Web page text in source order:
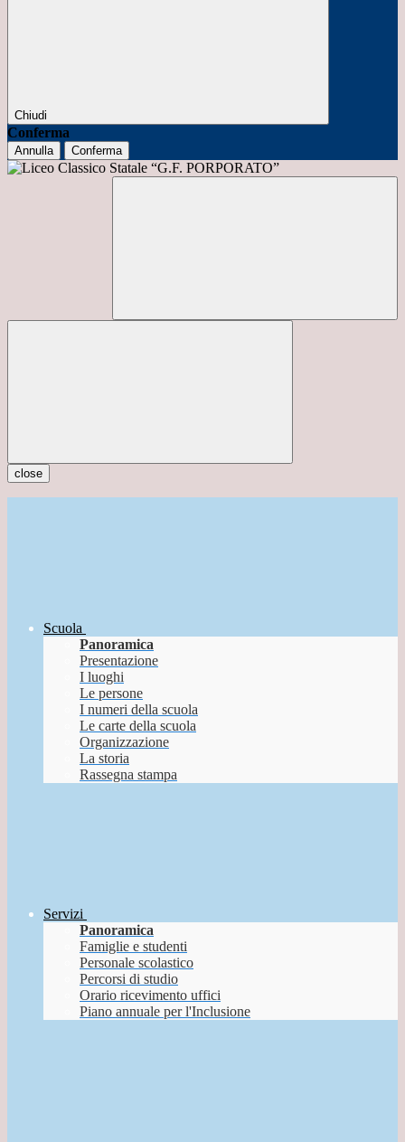
Chiudi
Conferma
Annulla Conferma
close
Scuola
Panoramica
Presentazione
I luoghi
Le persone
I numeri della scuola
Le carte della scuola
Organizzazione
La storia
Rassegna stampa
Servizi
Panoramica
Famiglie e studenti
Personale scolastico
Percorsi di studio
Orario ricevimento uffici
Piano annuale per l'Inclusione